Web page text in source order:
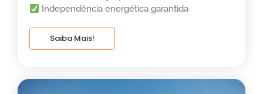
Independência energética garantida
Saiba Mais!